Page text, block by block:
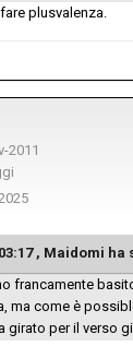
plusvalenza.
2011
, Maidomi ha
francamente
ma come è
girato per il verso